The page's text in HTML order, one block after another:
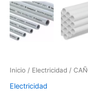
Inicio / Electricidad /
Electricidad